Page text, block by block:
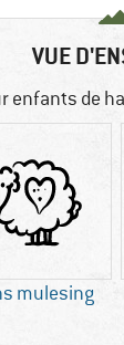
VUE
enfants de
mulesing